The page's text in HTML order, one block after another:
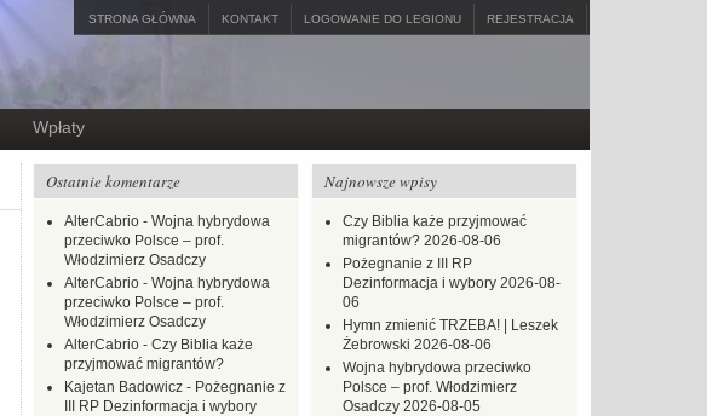
STRONA GŁÓWNA KONTAKT LOGOWANIE DO LEGIONU REJESTRACJA
Wpłaty
Najnowsze wpisy
Czy Biblia każe przyjmować
migrantów? 2026-08-06
Pożegnanie z III RP
Dezinformacja i wybory 2026-08-
06
Hymn zmienić TRZEBA! | Leszek
Żebrowski 2026-08-06
Wojna hybrydowa przeciwko
Polsce – prof. Włodzimierz
Osadczy 2026-08-05
Ostatnie komentarze
AlterCabrio - Wojna hybrydowa
przeciwko Polsce – prof.
Włodzimierz Osadczy
AlterCabrio - Wojna hybrydowa
przeciwko Polsce – prof.
Włodzimierz Osadczy
AlterCabrio - Czy Biblia każe
przyjmować migrantów?
Kajetan Badowicz - Pożegnanie z
III RP Dezinformacja i wybory